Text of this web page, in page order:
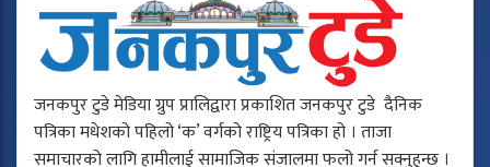
जनकपुर टुडे मेडिया ग्रुप प्रालिद्वारा प्रकाशित जनकपुर टुडे दैनिक
पत्रिका मधेशको पहिलो ‘क’ वर्गको राष्ट्रिय पत्रिका हो । ताजा
समाचारको लागि हामीलाई सामाजिक संजालमा फलो गर्न सक्नुहुन्छ ।